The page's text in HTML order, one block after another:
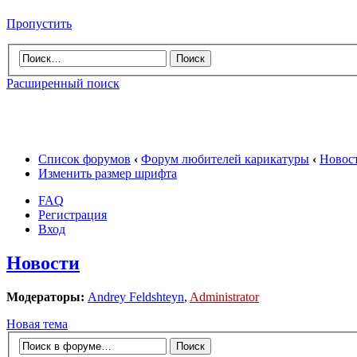
Пропустить
Расширенный поиск
Список форумов ‹ Форум любителей карикатуры ‹
Изменить размер шрифта
FAQ
Регистрация
Вход
Новости
Модераторы: Andrey Feldshteyn, Administrator
Новая тема